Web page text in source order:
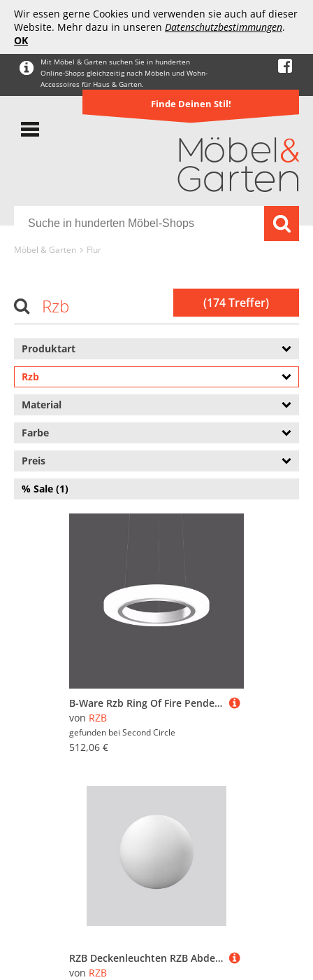
Wir essen gerne Cookies und verwenden sie auch auf dieser
Website. Mehr dazu in unseren Datenschutzbestimmungen.
OK
Mit Möbel & Garten suchen Sie in hunderten
Online-Shops gleichzeitig nach Möbeln und Wohn-
Accessoires für Haus & Garten.
Finde Deinen Stil!
Möbel & Garten Flur
(174 Treffer)
Rzb
Produktart
Rzb
Material
Farbe
Preis
% Sale (1)
B-Ware Rzb Ring Of Fire Pendel Zylinder Dali 50cm 30 W 830 Deckenlampe Deckenleuchte
von RZB
gefunden bei Second Circle
512,06 €
RZB Deckenleuchten RZB Abdeckung 08-311056.012
von RZB